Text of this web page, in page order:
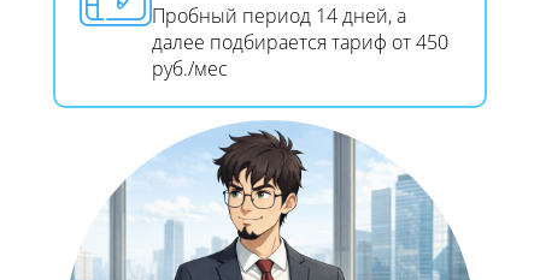
Пробный период 14 дней, а
далее подбирается тариф от 450
руб./мес